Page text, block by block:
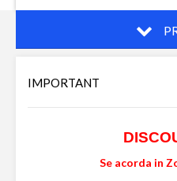
Contact
IMPORTANT
Se acorda in